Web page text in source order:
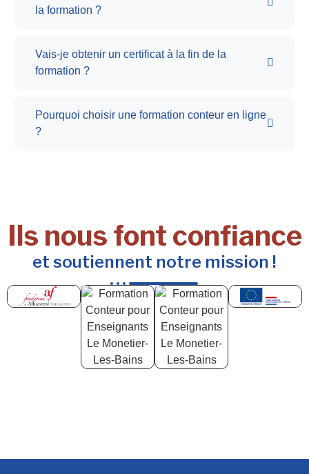
la formation ?
Vais-je obtenir un certificat à la fin de la
formation ?
Pourquoi choisir une formation conteur en ligne
?
Ils nous font confiance
et soutiennent notre mission !